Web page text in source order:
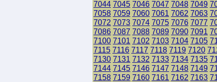
7044 7045 7046 7047 7048 7049
7058 7059 7060 7061 7062 7063
7072 7073 7074 7075 7076 7077
7086 7087 7088 7089 7090 7091
7100 7101 7102 7103 7104 7105
7115 7116 7117 7118 7119 7120
7130 7131 7132 7133 7134 7135
7144 7145 7146 7147 7148 7149
7158 7159 7160 7161 7162 7163